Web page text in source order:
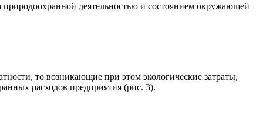
деятельностью и состоянием окружающей
то возникающие при этом экологические затраты,
расходов предприятия (рис. 3).